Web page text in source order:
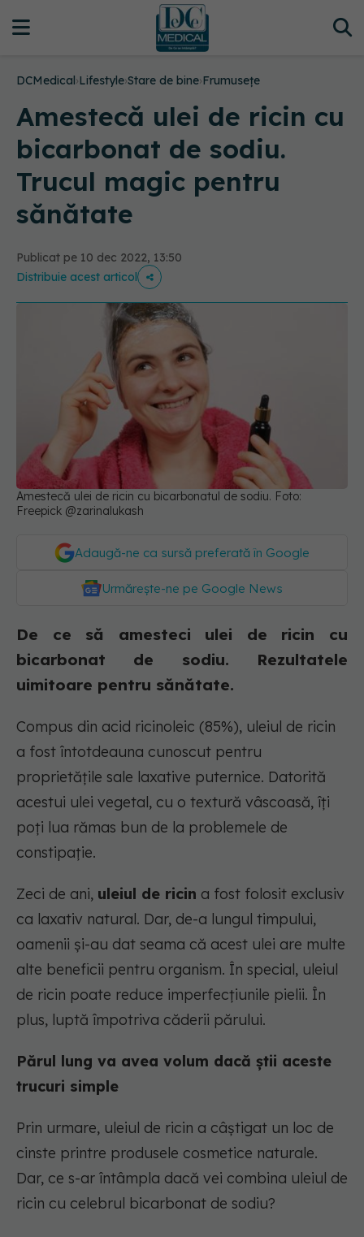
DCMedical›Lifestyle›Stare de bine›Frumusețe
Amestecă ulei de ricin cu
bicarbonat de sodiu.
Trucul magic pentru
sănătate
Publicat pe 10 dec 2022, 13:50
Distribuie acest articol
Amestecă ulei de ricin cu bicarbonatul de sodiu. Foto:
Freepick @zarinalukash
Adaugă-ne ca sursă preferată în Google
Urmărește-ne pe Google News
De ce să amesteci ulei de ricin cu
bicarbonat de sodiu. Rezultatele
uimitoare pentru sănătate.
Compus din acid ricinoleic (85%), uleiul de ricin
a fost întotdeauna cunoscut pentru
proprietățile sale laxative puternice. Datorită
acestui ulei vegetal, cu o textură vâscoasă, îți
poți lua rămas bun de la problemele de
constipație.
Zeci de ani, uleiul de ricin a fost folosit exclusiv
ca laxativ natural. Dar, de-a lungul timpului,
oamenii și-au dat seama că acest ulei are multe
alte beneficii pentru organism. În special, uleiul
de ricin poate reduce imperfecțiunile pielii. În
plus, luptă împotriva căderii părului.
Părul lung va avea volum dacă știi aceste
trucuri simple
Prin urmare, uleiul de ricin a câștigat un loc de
cinste printre produsele cosmetice naturale.
Dar, ce s-ar întâmpla dacă vei combina uleiul de
ricin cu celebrul bicarbonat de sodiu?